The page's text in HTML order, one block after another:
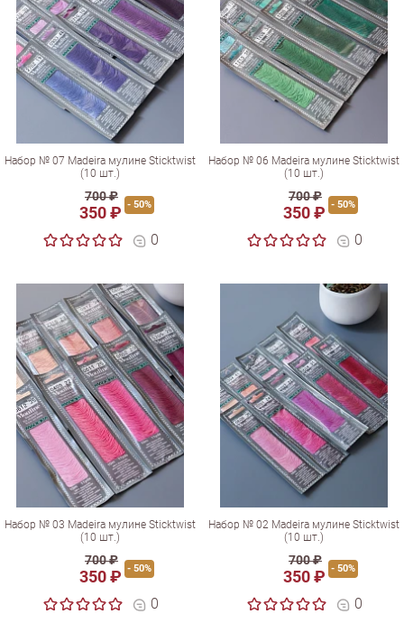
Набор № 07 Madeira мулине Sticktwist
(10 шт.)
700 ₽
350 ₽ - 50%
0
Набор № 06 Madeira мулине Sticktwist
(10 шт.)
700 ₽
350 ₽ - 50%
0
Набор № 03 Madeira мулине Sticktwist
(10 шт.)
700 ₽
350 ₽ - 50%
0
Набор № 02 Madeira мулине Sticktwist
(10 шт.)
700 ₽
350 ₽ - 50%
0